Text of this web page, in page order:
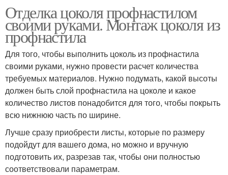
Отделка цоколя профнастилом
своими руками. Монтаж цоколя из
профнастила
Для того, чтобы выполнить цоколь из профнастила
своими руками, нужно провести расчет количества
требуемых материалов. Нужно подумать, какой высоты
должен быть слой профнастила на цоколе и какое
количество листов понадобится для того, чтобы покрыть
всю нижнюю часть по ширине.
Лучше сразу приобрести листы, которые по размеру
подойдут для вашего дома, но можно и вручную
подготовить их, разрезав так, чтобы они полностью
соответствовали параметрам.